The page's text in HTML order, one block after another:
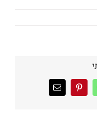
Pinterestכתובת
דואר